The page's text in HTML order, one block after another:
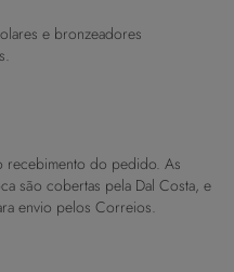
e bronzeadores
pode desgastar o tecido,
integridade do tecido, evite
separado de outras peças.
sabão neutro, evitando máquina
guarde úmido. Seque à
do pedido. As
são cobertas pela Dal Costa, e
envio pelos Correios.